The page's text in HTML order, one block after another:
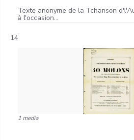
Texte anonyme de la Tchanson
à l'occasion...
14
1 media